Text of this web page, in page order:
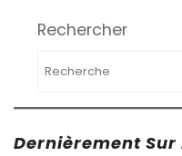
Rechercher
Dernièrement Sur